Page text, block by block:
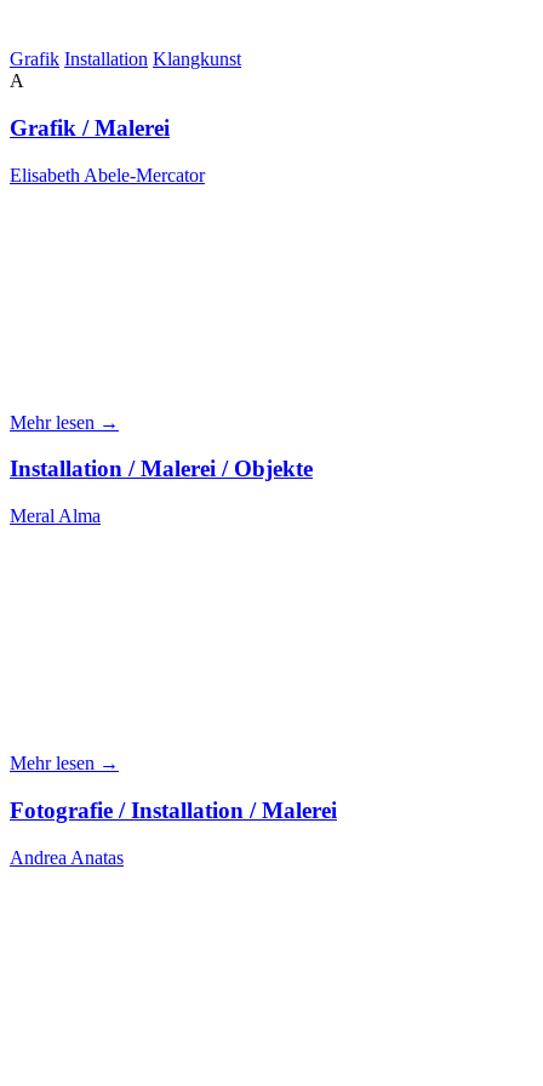
Grafik Installation Klangkunst
A
Grafik / Malerei
Elisabeth Abele-Mercator
Mehr lesen →
Installation / Malerei / Objekte
Meral Alma
Mehr lesen →
Fotografie / Installation / Malerei
Andrea Anatas